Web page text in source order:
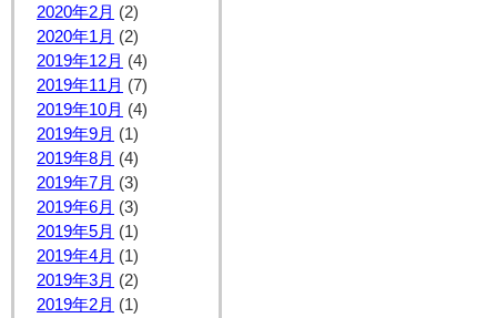
2020年2月 (2)
2020年1月 (2)
2019年12月 (4)
2019年11月 (7)
2019年10月 (4)
2019年9月 (1)
2019年8月 (4)
2019年7月 (3)
2019年6月 (3)
2019年5月 (1)
2019年4月 (1)
2019年3月 (2)
2019年2月 (1)